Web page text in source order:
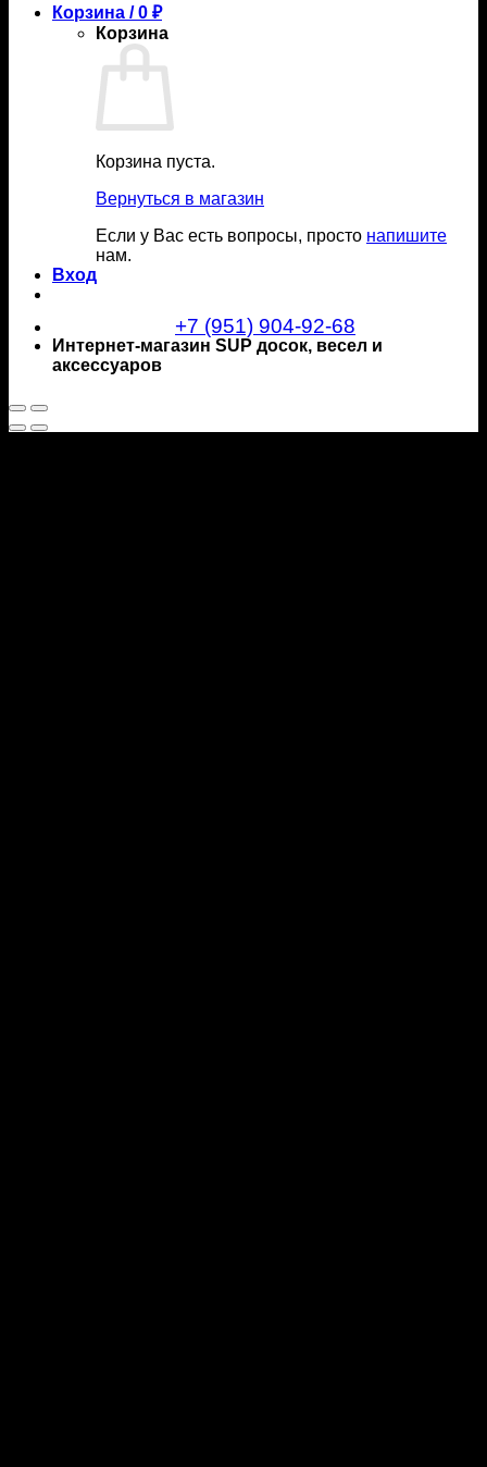
Корзина /0 ₽
Корзина
Корзина пуста.
Вернуться в магазин
Если у Вас есть вопросы, просто напишите
нам.
Вход
+7 (951) 904-92-68
Интернет-магазин SUP досок, весел и
аксессуаров